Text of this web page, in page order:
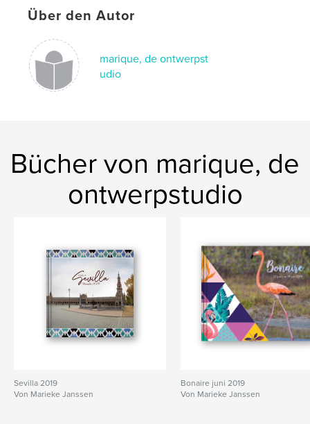
Über den Autor
marique, de ontwerpst
udio
Bücher von marique, de
ontwerpstudio
Sevilla 2019
Von Marieke Janssen
Bonaire juni 2019
Von Marieke Janssen